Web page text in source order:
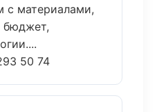
с материалами,
бюджет,
50 74